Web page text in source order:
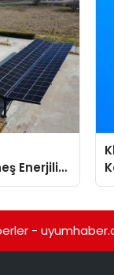
Enerjili
-